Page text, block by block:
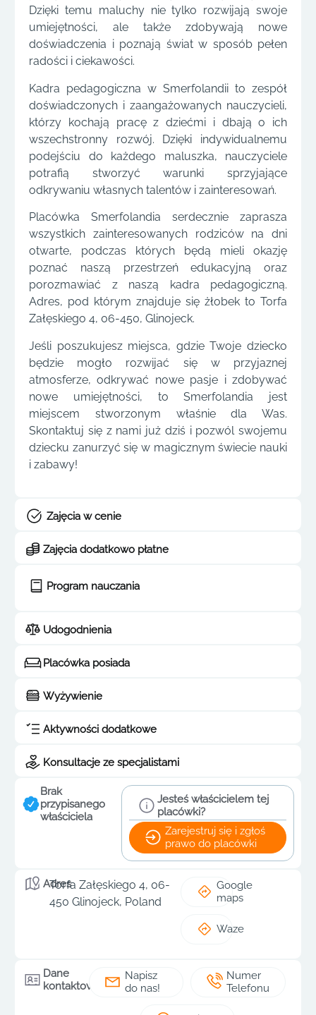
Dzięki temu maluchy nie tylko rozwijają swoje
umiejętności, ale także zdobywają nowe
doświadczenia i poznają świat w sposób pełen
radości i ciekawości.
Kadra pedagogiczna w Smerfolandii to zespół
doświadczonych i zaangażowanych nauczycieli,
którzy kochają pracę z dziećmi i dbają o ich
wszechstronny rozwój. Dzięki indywidualnemu
podejściu do każdego maluszka, nauczyciele
potrafią stworzyć warunki sprzyjające
odkrywaniu własnych talentów i zainteresowań.
Placówka Smerfolandia serdecznie zaprasza
wszystkich zainteresowanych rodziców na dni
otwarte, podczas których będą mieli okazję
poznać naszą przestrzeń edukacyjną oraz
porozmawiać z naszą kadra pedagogiczną.
Adres, pod którym znajduje się żłobek to Torfa
Załęskiego 4, 06-450, Glinojeck.
Jeśli poszukujesz miejsca, gdzie Twoje dziecko
będzie mogło rozwijać się w przyjaznej
atmosferze, odkrywać nowe pasje i zdobywać
nowe umiejętności, to Smerfolandia jest
miejscem stworzonym właśnie dla Was.
Skontaktuj się z nami już dziś i pozwól swojemu
dziecku zanurzyć się w magicznym świecie nauki
i zabawy!
Zajęcia w cenie
Zajęcia dodatkowo płatne
Program nauczania
Udogodnienia
Placówka posiada
Wyżywienie
Aktywności dodatkowe
Konsultacje ze specjalistami
Brak
przypisanego
właściciela
Jesteś właścicielem tej
placówki?
Zarejestruj się i zgłoś
prawo do placówki
Adres
Torfa Załęskiego 4, 06-
450 Glinojeck, Poland
Google
maps
Waze
Dane
kontaktowe
Napisz
do nas!
Numer
Telefonu